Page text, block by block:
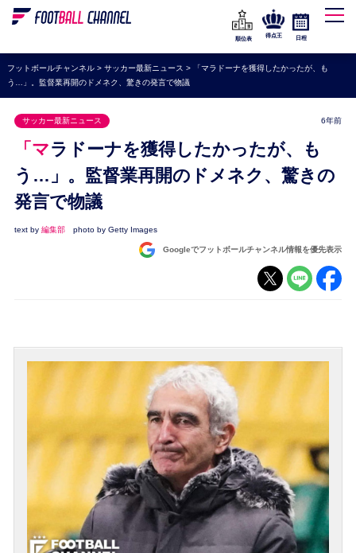
WEリーグ
海外サッカー
プレミアリーグ
ラ・リーガ
セリエA
ブンデスリーガ
UEFA
ナショナルチーム
順位表
得点王 日程
フットボールチャンネル> サッカー最新ニュース >
「マラドーナを獲得したかったが、も
う…」。監督業再開のドメネク、驚きの発言で物議
サッカー最新ニュース 6年前
「マラドーナを獲得したかったが、も
う…」。監督業再開のドメネク、驚きの
発言で物議
text by 編集部 photo by Getty Images
Googleでフットボールチャンネル情報を優先表示